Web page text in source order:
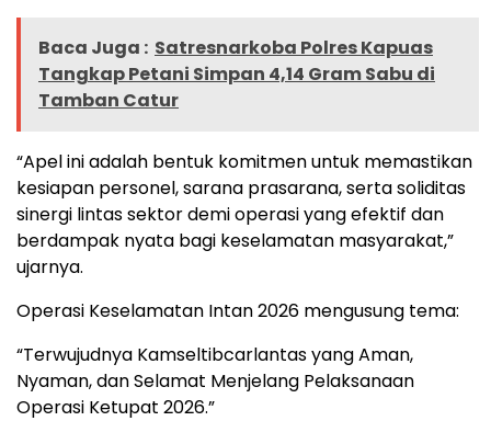
Baca Juga : Satresnarkoba Polres Kapuas
Tangkap Petani Simpan 4,14 Gram Sabu di
Tamban Catur
“Apel ini adalah bentuk komitmen untuk memastikan
kesiapan personel, sarana prasarana, serta soliditas
sinergi lintas sektor demi operasi yang efektif dan
berdampak nyata bagi keselamatan masyarakat,”
ujarnya.
Operasi Keselamatan Intan 2026 mengusung tema:
“Terwujudnya Kamseltibcarlantas yang Aman,
Nyaman, dan Selamat Menjelang Pelaksanaan
Operasi Ketupat 2026.”